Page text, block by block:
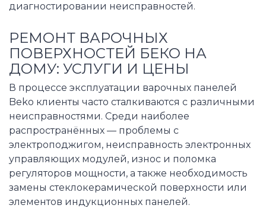
диагностировании неисправностей.
РЕМОНТ ВАРОЧНЫХ
ПОВЕРХНОСТЕЙ БЕКО НА
ДОМУ: УСЛУГИ И ЦЕНЫ
В процессе эксплуатации варочных панелей
Beko клиенты часто сталкиваются с различными
неисправностями. Среди наиболее
распространённых — проблемы с
электроподжигом, неисправность электронных
управляющих модулей, износ и поломка
регуляторов мощности, а также необходимость
замены стеклокерамической поверхности или
элементов индукционных панелей.